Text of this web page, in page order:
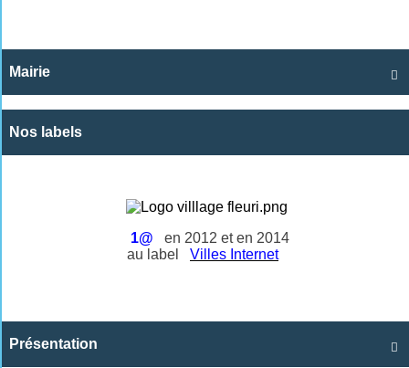

Mairie
Nos labels
1@
en 2012 et en 2014
au label
Villes Internet

Présentation